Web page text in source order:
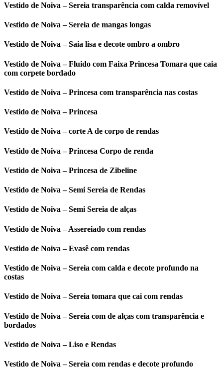
Vestido de Noiva – Sereia transparência com calda removível
Vestido de Noiva – Sereia de mangas longas
Vestido de Noiva – Saia lisa e decote ombro a ombro
Vestido de Noiva – Fluido com Faixa Princesa Tomara que caia
com corpete bordado
Vestido de Noiva – Princesa com transparência nas costas
Vestido de Noiva – Princesa
Vestido de Noiva – corte A de corpo de rendas
Vestido de Noiva – Princesa Corpo de renda
Vestido de Noiva – Princesa de Zibeline
Vestido de Noiva – Semi Sereia de Rendas
Vestido de Noiva – Semi Sereia de alças
Vestido de Noiva – Assereiado com rendas
Vestido de Noiva – Evasê com rendas
Vestido de Noiva – Sereia com calda e decote profundo na
costas
Vestido de Noiva – Sereia tomara que cai com rendas
Vestido de Noiva – Sereia com de alças com transparência e
bordados
Vestido de Noiva – Liso e Rendas
Vestido de Noiva – Sereia com rendas e decote profundo